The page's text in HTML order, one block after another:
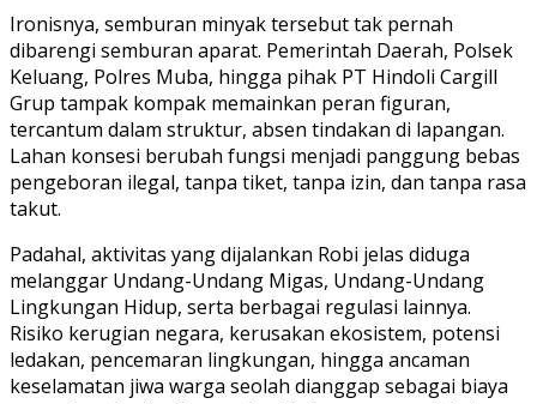
Ironisnya, semburan minyak tersebut tak pernah
dibarengi semburan aparat. Pemerintah Daerah, Polsek
Keluang, Polres Muba, hingga pihak PT Hindoli Cargill
Grup tampak kompak memainkan peran figuran,
tercantum dalam struktur, absen tindakan di lapangan.
Lahan konsesi berubah fungsi menjadi panggung bebas
pengeboran ilegal, tanpa tiket, tanpa izin, dan tanpa rasa
takut.
Padahal, aktivitas yang dijalankan Robi jelas diduga
melanggar Undang-Undang Migas, Undang-Undang
Lingkungan Hidup, serta berbagai regulasi lainnya.
Risiko kerugian negara, kerusakan ekosistem, potensi
ledakan, pencemaran lingkungan, hingga ancaman
keselamatan jiwa warga seolah dianggap sebagai biaya